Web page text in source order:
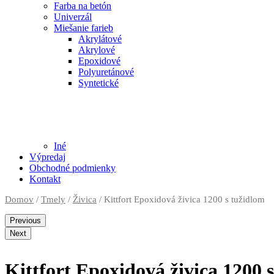
Farba na betón
Univerzál
Miešanie farieb
Akrylátové
Akrylové
Epoxidové
Polyuretánové
Syntetické
Iné
Výpredaj
Obchodné podmienky
Kontakt
Domov / Tmely / Živica / Kittfort Epoxidová živica 1200 s tužidlom
Previous
Next